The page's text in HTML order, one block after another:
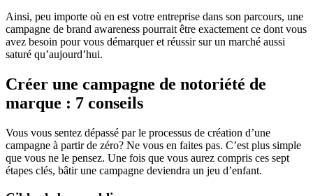
Ainsi, peu importe où en est votre entreprise dans son parcours, une
campagne de brand awareness pourrait être exactement ce dont vous
avez besoin pour vous démarquer et réussir sur un marché aussi
saturé qu’aujourd’hui.
Créer une campagne de notoriété de
marque : 7 conseils
Vous vous sentez dépassé par le processus de création d’une
campagne à partir de zéro? Ne vous en faites pas. C’est plus simple
que vous ne le pensez. Une fois que vous aurez compris ces sept
étapes clés, bâtir une campagne deviendra un jeu d’enfant.